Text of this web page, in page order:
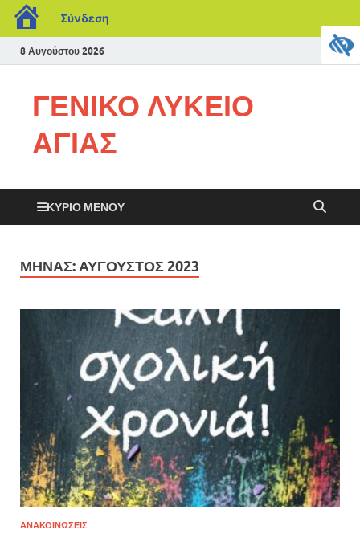
Σύνδεση
8 Αυγούστου 2026
ΓΕΝΙΚΟ ΛΥΚΕΙΟ
ΑΓΙΑΣ
ΚΎΡΙΟ ΜΕΝΟΎ
ΜΉΝΑΣ: ΑΎΓΟΥΣΤΟΣ 2023
ΑΝΑΚΟΙΝΏΣΕΙΣ